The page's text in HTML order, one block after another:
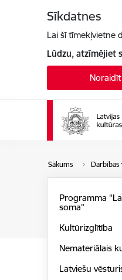
Sīkdatnes
Lai šī tīmekļvietne
Lūdzu, atzīmējiet
Noraidīt
Sākums Darbības
Programma
soma"
Kultūrizglītība
Nemateriālais
Latviešu